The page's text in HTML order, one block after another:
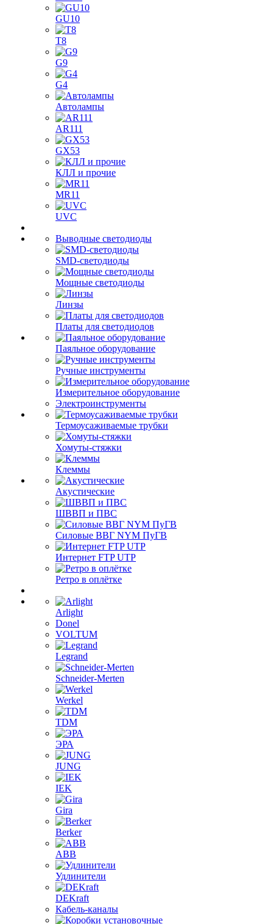
GU10
T8
G9
G4
Автолампы
AR111
GX53
КЛЛ и прочие
MR11
UVC
Выводные светодиоды
SMD-светодиоды
Мощные светодиоды
Линзы
Платы для светодиодов
Паяльное оборудование
Ручные инструменты
Измерительное оборудование
Электроинструменты
Термоусаживаемые трубки
Хомуты-стяжки
Клеммы
Акустические
ШВВП и ПВС
Силовые ВВГ NYM ПуГВ
Интернет FTP UTP
Ретро в оплётке
Arlight
Donel
VOLTUM
Legrand
Schneider-Merten
Werkel
TDM
ЭРА
JUNG
IEK
Gira
Berker
ABB
Удлинители
DEKraft
Кабель-каналы